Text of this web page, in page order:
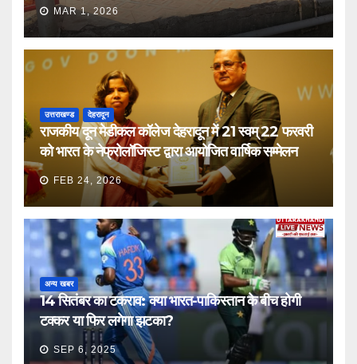
MAR 1, 2026
उत्तराखण्ड देहरादून
राजकीय दून मेडीकल कॉलेज देहरादून में 21 स्वम् 22 फरवरी
को भारत के नेफ्रोलॉजिस्ट द्वारा आयोजित वार्षिक सम्मेलन
FEB 24, 2026
अन्य खबर
14 सितंबर का टकराव: क्या भारत-पाकिस्तान के बीच होगी
टक्कर या फिर लगेगा झटका?
SEP 6, 2025